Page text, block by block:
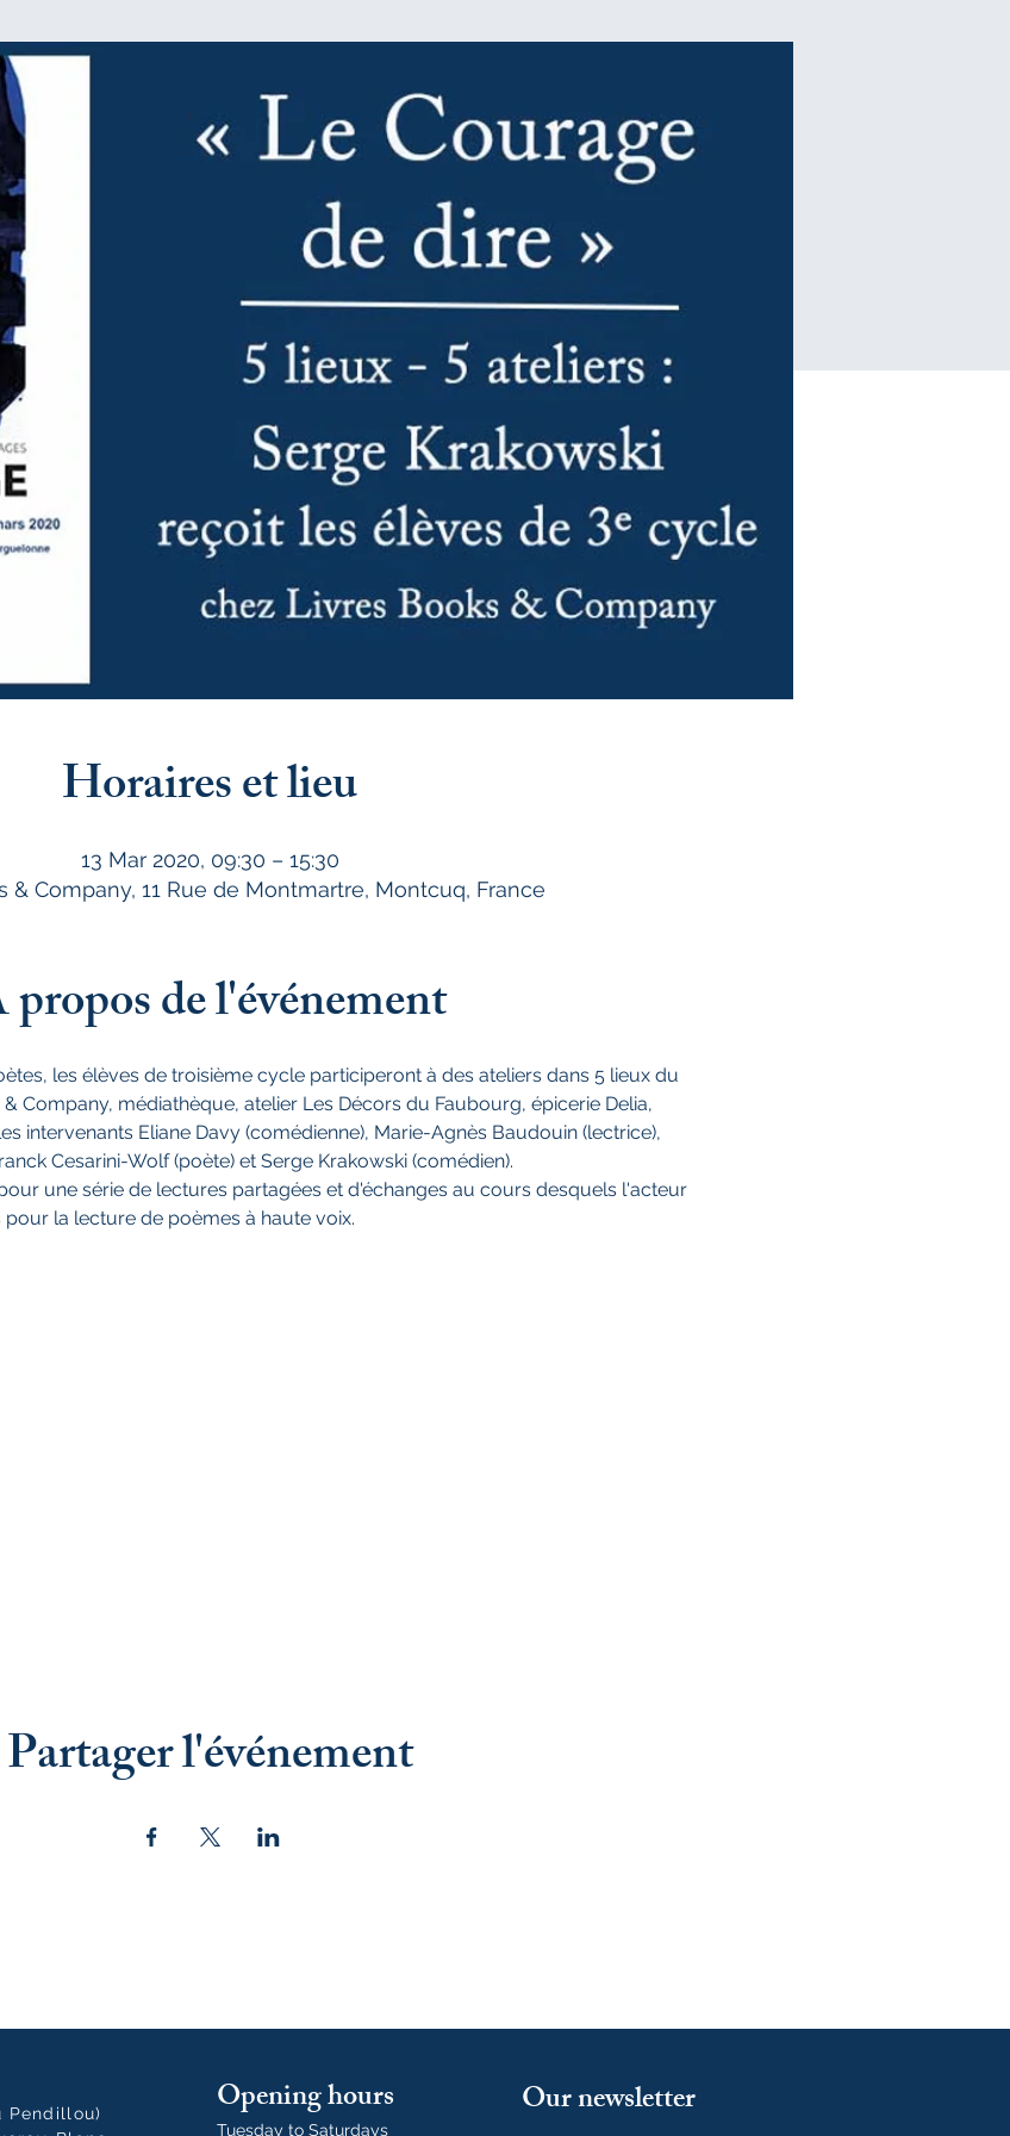
Horaires et lieu
13 Mar 2020, 09:30 – 15:30
& Company, 11 Rue de Montmartre, Montcuq, France
de l'événement
les élèves de troisième cycle participeront à des ateliers dans 5 lieux du
Company, médiathèque, atelier Les Décors du Faubourg, épicerie Delia,
intervenants Eliane Davy (comédienne), Marie-Agnès Baudouin (lectrice),
Cesarini-Wolf (poète) et Serge Krakowski (comédien).
une série de lectures partagées et d'échanges au cours desquels l'acteur
la lecture de poèmes à haute voix.
Partager l'événement
Pendillou)
Opening hours
Tuesday to Saturdays
Our newsletter